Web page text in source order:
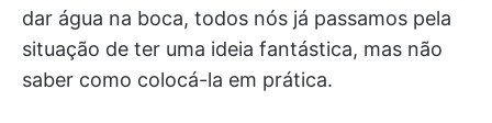
dar água na boca, todos nós já passamos pela
situação de ter uma ideia fantástica, mas não
saber como colocá-la em prática.